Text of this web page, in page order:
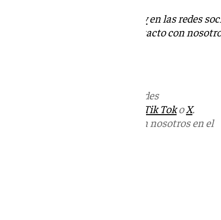
101Tven las redes
. Puedes ponerte en contacto con
en las redes
Tik TokoX.
Puedes ponerte en contacto con nosotros en el